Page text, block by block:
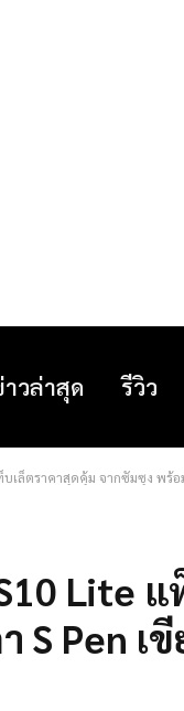
วล่าสุด รีวิว
บเล็ตราคาสุดคุ้ม จากซัมซุง พร้
Lite
S Pen เ